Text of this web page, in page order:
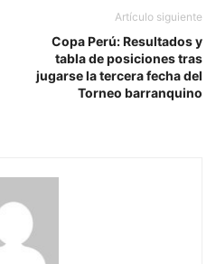
Artículo siguiente
Copa Perú: Resultados y
tabla de posiciones tras
jugarse la tercera fecha del
Torneo barranquino